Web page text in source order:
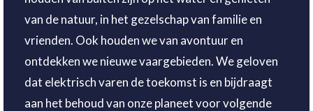
van de natuur, in het gezelschap van familie en
vrienden. Ook houden we van avontuur en
ontdekken we nieuwe vaargebieden. We geloven
dat elektrisch varen de toekomst is en bijdraagt
aan het behoud van onze planeet voor volgende